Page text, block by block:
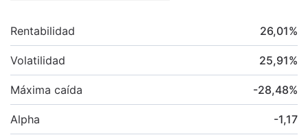
Rentabilidad 26,01%
Volatilidad 25,91%
Máxima caída -28,48%
Alpha -1,17